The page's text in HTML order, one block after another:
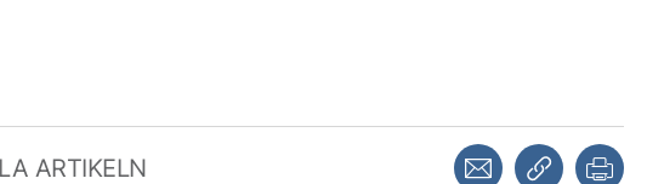
ARTIKELN Dela via mejlKopiera länk